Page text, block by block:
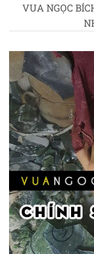
VUA NGỌC